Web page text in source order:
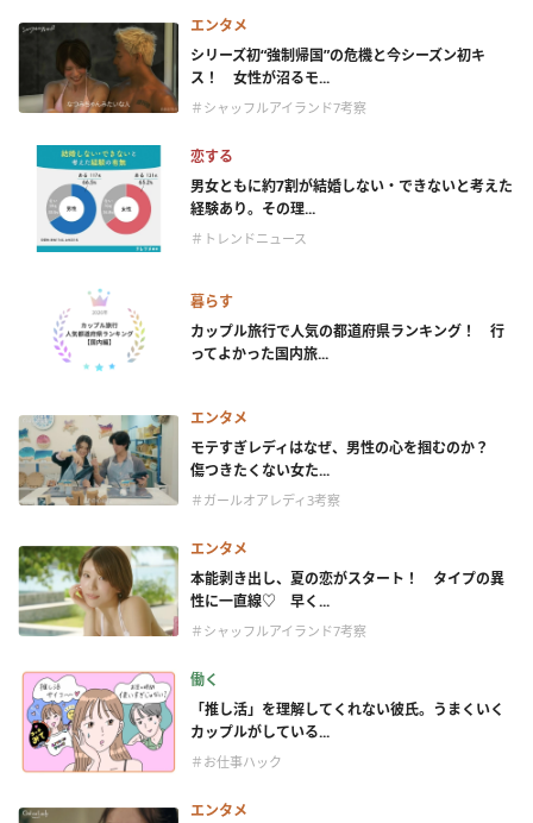
エンタメ
シリーズ初“強制帰国”の危機と今シーズン初キ
ス！ 女性が沼るモ...
＃シャッフルアイランド7考察
恋する
男女ともに約7割が結婚しない・できないと考えた
経験あり。その理...
＃トレンドニュース
暮らす
カップル旅行で人気の都道府県ランキング！ 行
ってよかった国内旅...
エンタメ
モテすぎレディはなぜ、男性の心を掴むのか？
傷つきたくない女た...
＃ガールオアレディ3考察
エンタメ
本能剥き出し、夏の恋がスタート！ タイプの異
性に一直線♡ 早く...
＃シャッフルアイランド7考察
働く
「推し活」を理解してくれない彼氏。うまくいく
カップルがしている...
＃お仕事ハック
エンタメ